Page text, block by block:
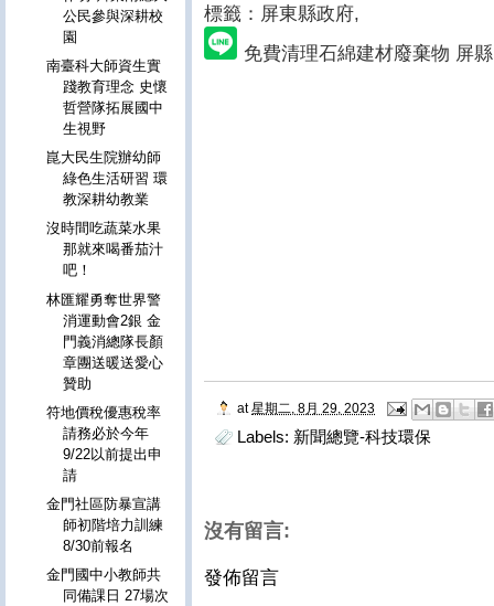
標籤：屏東縣政府,
免費清理石綿建材廢棄物 屏
at 星期二, 8月 29, 2023
Labels: 新聞總覽-科技環保
沒有留言:
發佈留言
公民參與深耕校
園
南臺科大師資生實
踐教育理念 史懷
哲營隊拓展國中
生視野
崑大民生院辦幼師
綠色生活研習 環
教深耕幼教業
沒時間吃蔬菜水果
那就來喝番茄汁
吧！
林匯耀勇奪世界警
消運動會2銀 金
門義消總隊長顏
章團送暖送愛心
贊助
符地價稅優惠稅率
請務必於今年
9/22以前提出申
請
金門社區防暴宣講
師初階培力訓練
8/30前報名
金門國中小教師共
同備課日 27場次